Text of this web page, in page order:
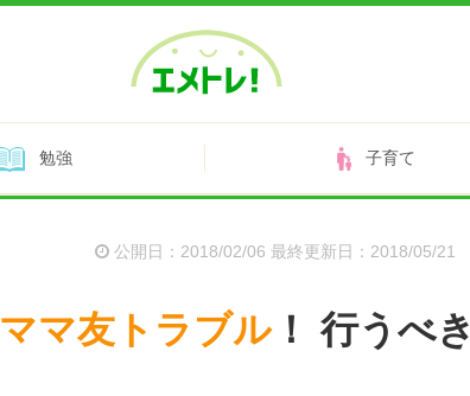
エメトレ！
勉強 子育て
公開日：2018/02/06 最終更新日：2018/05/21
ママ友 トラブル！ 行うべき